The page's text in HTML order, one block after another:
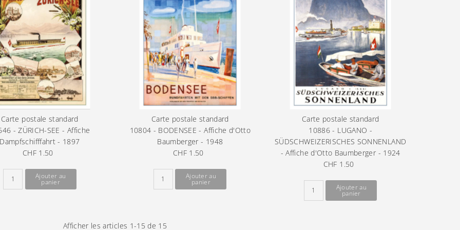
Carte postale standard
- ZÜRICH-SEE - Affiche
Dampfschifffahrt - 1897
Prix
CHF 1.50
Carte postale standard
10804 - BODENSEE - Affiche d'Otto
Baumberger - 1948
Prix
CHF 1.50
Carte postale standard
10886 - LUGANO -
SÜDSCHWEIZERISCHES SONNENLAND
- Affiche d'Otto Baumberger - 1924
Prix
CHF 1.50
Afficher les articles 1-15 de 15